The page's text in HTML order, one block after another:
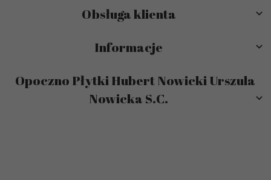
Obsługa klienta
Informacje
Opoczno Płytki Hubert Nowicki Urszula
Nowicka S.C.